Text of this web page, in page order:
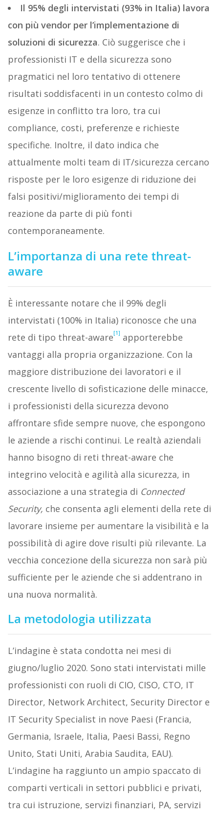
Il 95% degli intervistati (93% in Italia) lavora
con più vendor per l’implementazione di
soluzioni di sicurezza. Ciò suggerisce che i
professionisti IT e della sicurezza sono
pragmatici nel loro tentativo di ottenere
risultati soddisfacenti in un contesto colmo di
esigenze in conflitto tra loro, tra cui
compliance, costi, preferenze e richieste
specifiche. Inoltre, il dato indica che
attualmente molti team di IT/sicurezza cercano
risposte per le loro esigenze di riduzione dei
falsi positivi/miglioramento dei tempi di
reazione da parte di più fonti
contemporaneamente.
L’importanza di una rete threat-
aware
È interessante notare che il 99% degli
intervistati (100% in Italia) riconosce che una
rete di tipo threat-aware[1] apporterebbe
vantaggi alla propria organizzazione. Con la
maggiore distribuzione dei lavoratori e il
crescente livello di sofisticazione delle minacce,
i professionisti della sicurezza devono
affrontare sfide sempre nuove, che espongono
le aziende a rischi continui. Le realtà aziendali
hanno bisogno di reti threat-aware che
integrino velocità e agilità alla sicurezza, in
associazione a una strategia di Connected
Security, che consenta agli elementi della rete di
lavorare insieme per aumentare la visibilità e la
possibilità di agire dove risulti più rilevante. La
vecchia concezione della sicurezza non sarà più
sufficiente per le aziende che si addentrano in
una nuova normalità.
La metodologia utilizzata
L’indagine è stata condotta nei mesi di
giugno/luglio 2020. Sono stati intervistati mille
professionisti con ruoli di CIO, CISO, CTO, IT
Director, Network Architect, Security Director e
IT Security Specialist in nove Paesi (Francia,
Germania, Israele, Italia, Paesi Bassi, Regno
Unito, Stati Uniti, Arabia Saudita, EAU).
L’indagine ha raggiunto un ampio spaccato di
comparti verticali in settori pubblici e privati,
tra cui istruzione, servizi finanziari, PA, servizi